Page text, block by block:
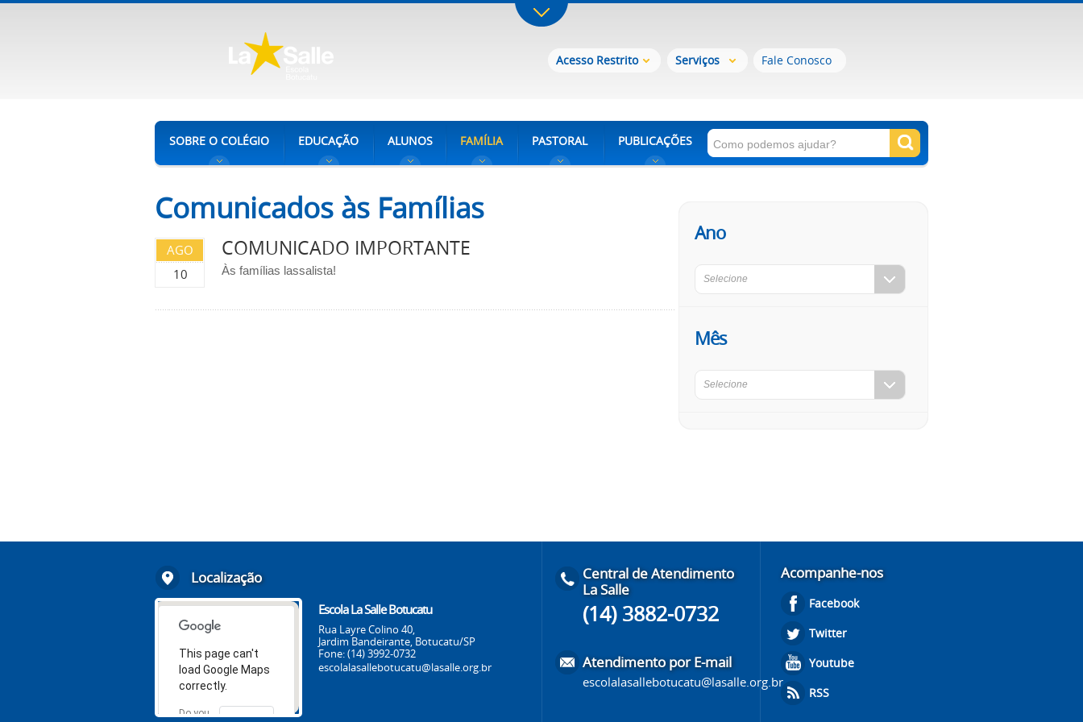
Acesso Restrito Serviços Fale Conosco
SOBRE O COLÉGIO EDUCAÇÃO ALUNOS FAMÍLIA PASTORAL PUBLICAÇÕES
Comunicados às Famílias
AGO
10
COMUNICADO IMPORTANTE
Às famílias lassalista!
Ano
Selecione
Mês
Selecione
Localização
This page can't
load Google Maps
correctly.
Do you
Escola La Salle Botucatu
Rua Layre Colino 40,
Jardim Bandeirante, Botucatu/SP
Fone: (14) 3992-0732
escolalasallebotucatu@lasalle.org.br
Central de Atendimento
La Salle
(14) 3882-0732
Atendimento por E-mail
escolalasallebotucatu@lasalle.org.br
Acompanhe-nos
Facebook
Twitter
Youtube
RSS